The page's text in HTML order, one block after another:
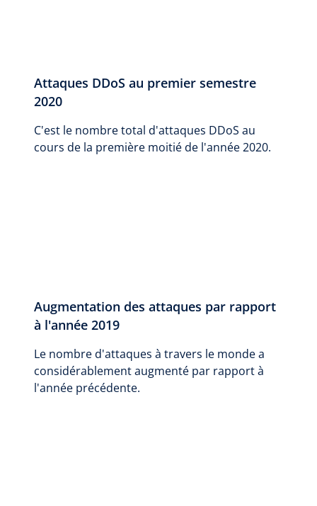
Attaques DDoS au premier semestre
2020
C'est le nombre total d'attaques DDoS au
cours de la première moitié de l'année 2020.
Augmentation des attaques par rapport
à l'année 2019
Le nombre d'attaques à travers le monde a
considérablement augmenté par rapport à
l'année précédente.